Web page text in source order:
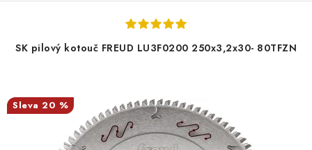
SK pilový kotouč FREUD LU3F0200 250x3,2x30- 80TFZN
20 %